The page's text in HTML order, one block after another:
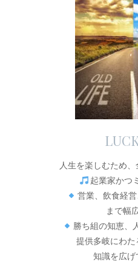
人生を楽しむため、
起業家かつ
営業、飲食経
まで幅
勝ち組の知恵、
提供多岐にわ
知識を広げ